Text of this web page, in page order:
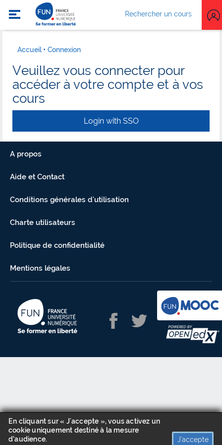
Rechercher un cours
En cliquant sur « J'accepte », vous activez un
cookie uniquement destiné à la mesure
d’audience.
J'accepte
Accueil Connexion
Veuillez vous connecter pour
accéder à votre compte et à vos
cours
Login with SSO
A propos
Aide et Contact
Conditions générales d'utilisation
Charte utilisateurs
Politique de confidentialité
Mentions légales